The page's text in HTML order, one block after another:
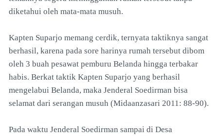
diketahui oleh mata-mata musuh.
Kapten Suparjo memang cerdik, ternyata taktiknya sangat
berhasil, karena pada sore harinya rumah tersebut dibom
oleh 3 buah pesawat pemburu Belanda hingga terbakar
habis. Berkat taktik Kapten Suparjo yang berhasil
mengelabui Belanda, maka Jenderal Soedirman bisa
selamat dari serangan musuh (Midaanzasari 2011: 88-90).
Pada waktu Jenderal Soedirman sampai di Desa